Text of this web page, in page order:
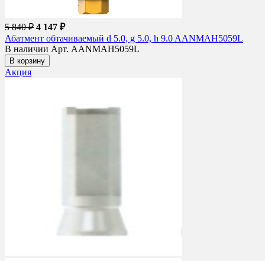
5 840 ₽ 4 147 ₽
Абатмент обтачиваемый d 5.0, g 5.0, h 9.0 AANMAH5059L
В наличии Арт. AANMAH5059L
В корзину
Акция